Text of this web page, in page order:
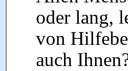
oder lang,
von
auch